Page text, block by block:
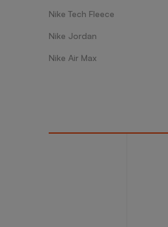
Nike Tech Fleece
Nike Jordan
Nike Air Max